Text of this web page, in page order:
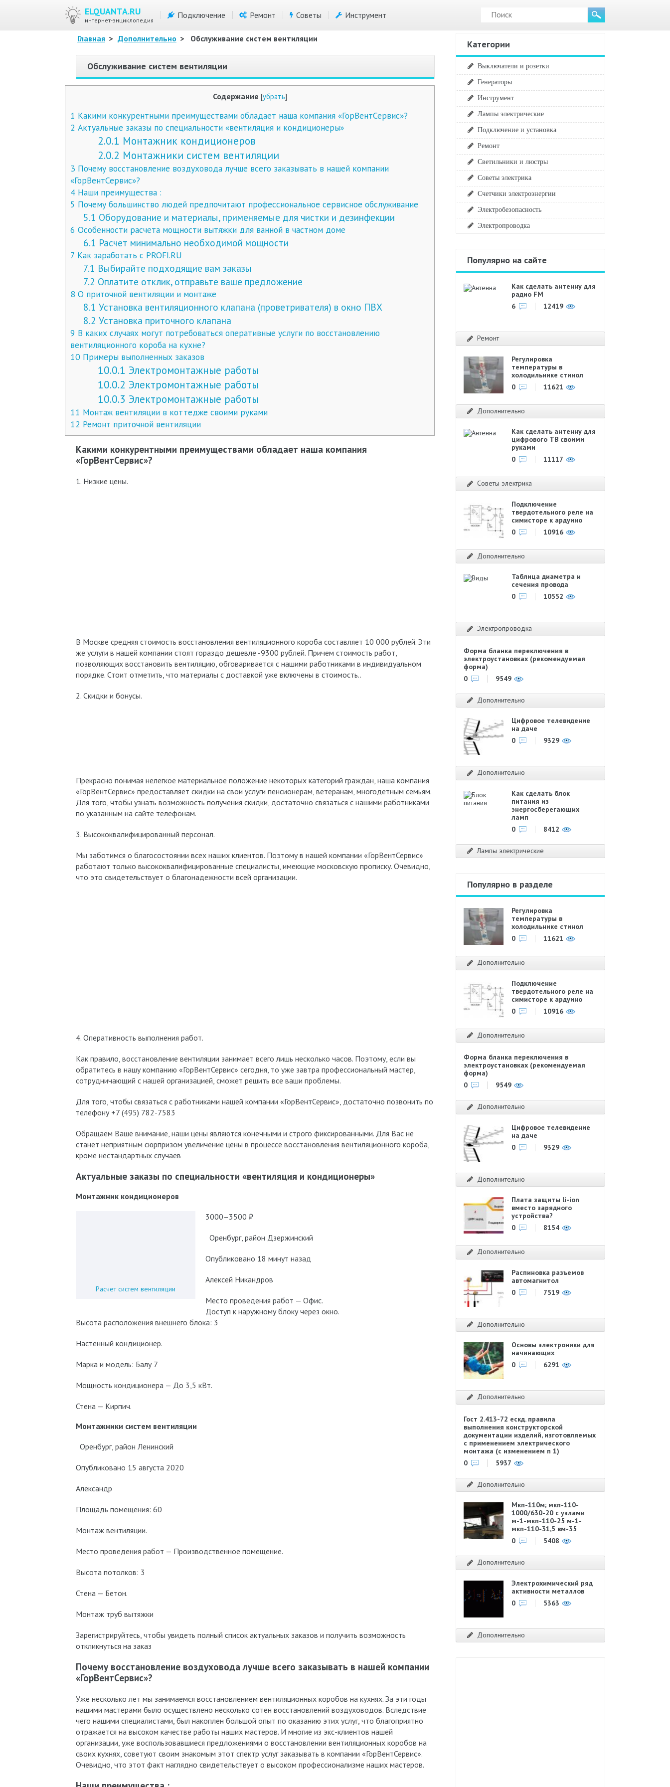
ELQUANTA.RU
интернет-энциклопедия
Подключение Ремонт Советы Инструмент
Главная > Дополнительно > Обслуживание систем вентиляции
Обслуживание систем вентиляции
Содержание [убрать]
1 Какими конкурентными преимуществами обладает наша компания «ГорВентСервис»?
2 Актуальные заказы по специальности «вентиляция и кондиционеры»
2.0.1 Монтажник кондиционеров
2.0.2 Монтажники систем вентиляции
3 Почему восстановление воздуховода лучше всего заказывать в нашей компании
«ГорВентСервис»?
4 Наши преимущества :
5 Почему большинство людей предпочитают профессиональное сервисное обслуживание
5.1 Оборудование и материалы, применяемые для чистки и дезинфекции
6 Особенности расчета мощности вытяжки для ванной в частном доме
6.1 Расчет минимально необходимой мощности
7 Как заработать с PROFI.RU
7.1 Выбирайте подходящие вам заказы
7.2 Оплатите отклик, отправьте ваше предложение
8 О приточной вентиляции и монтаже
8.1 Установка вентиляционного клапана (проветривателя) в окно ПВХ
8.2 Установка приточного клапана
9 В каких случаях могут потребоваться оперативные услуги по восстановлению
вентиляционного короба на кухне?
10 Примеры выполненных заказов
10.0.1 Электромонтажные работы
10.0.2 Электромонтажные работы
10.0.3 Электромонтажные работы
11 Монтаж вентиляции в коттедже своими руками
12 Ремонт приточной вентиляции
Какими конкурентными преимуществами обладает наша компания
«ГорВентСервис»?
1. Низкие цены.
В Москве средняя стоимость восстановления вентиляционного короба составляет 10 000 рублей. Эти
же услуги в нашей компании стоят гораздо дешевле -9300 рублей. Причем стоимость работ,
позволяющих восстановить вентиляцию, обговаривается с нашими работниками в индивидуальном
порядке. Стоит отметить, что материалы с доставкой уже включены в стоимость..
2. Скидки и бонусы.
Прекрасно понимая нелегкое материальное положение некоторых категорий граждан, наша компания
«ГорВентСервис» предоставляет скидки на свои услуги пенсионерам, ветеранам, многодетным семьям.
Для того, чтобы узнать возможность получения скидки, достаточно связаться с нашими работниками
по указанным на сайте телефонам.
3. Высококвалифицированный персонал.
Мы заботимся о благосостоянии всех наших клиентов. Поэтому в нашей компании «ГорВентСервис»
работают только высококвалифицированные специалисты, имеющие московскую прописку. Очевидно,
что это свидетельствует о благонадежности всей организации.
4. Оперативность выполнения работ.
Как правило, восстановление вентиляции занимает всего лишь несколько часов. Поэтому, если вы
обратитесь в нашу компанию «ГорВентСервис» сегодня, то уже завтра профессиональный мастер,
сотрудничающий с нашей организацией, сможет решить все ваши проблемы.
Для того, чтобы связаться с работниками нашей компании «ГорВентСервис», достаточно позвонить по
телефону +7 (495) 782-7583
Обращаем Ваше внимание, наши цены являются конечными и строго фиксированными. Для Вас не
станет неприятным сюрпризом увеличение цены в процессе восстановления вентиляционного короба,
кроме нестандартных случаев
Актуальные заказы по специальности «вентиляция и кондиционеры»
Монтажник кондиционеров
Расчет систем вентиляции
3000–3500 ₽
Оренбург, район Дзержинский
Опубликовано 18 минут назад
Алексей Никандров
Место проведения работ — Офис.
Доступ к наружному блоку через окно.
Высота расположения внешнего блока: 3
Настенный кондиционер.
Марка и модель: Балу 7
Мощность кондиционера — До 3,5 кВт.
Стена — Кирпич.
Монтажники систем вентиляции
Оренбург, район Ленинский
Опубликовано 15 августа 2020
Александр
Площадь помещения: 60
Монтаж вентиляции.
Место проведения работ — Производственное помещение.
Высота потолков: 3
Стена — Бетон.
Монтаж труб вытяжки
Зарегистрируйтесь, чтобы увидеть полный список актуальных заказов и получить возможность
откликнуться на заказ
Почему восстановление воздуховода лучше всего заказывать в нашей компании
«ГорВентСервис»?
Уже несколько лет мы занимаемся восстановлением вентиляционных коробов на кухнях. За эти годы
нашими мастерами было осуществлено несколько сотен восстановлений воздуховодов. Вследствие
чего нашими специалистами, был накоплен большой опыт по оказанию этих услуг, что благоприятно
отражается на высоком качестве работы наших мастеров. И многие из экс-клиентов нашей
организации, уже воспользовавшиеся предложениями о восстановлении вентиляционных коробов на
своих кухнях, советуют своим знакомым этот спектр услуг заказывать в компании «ГорВентСервис».
Очевидно, что этот факт наглядно свидетельствует о высоком профессионализме наших мастеров.
Категории
Выключатели и розетки
Генераторы
Инструмент
Лампы электрические
Подключение и установка
Ремонт
Светильники и люстры
Советы электрика
Счетчики электроэнергии
Электробезопасность
Электропроводка
Популярно на сайте
Как сделать антенну для
радио FM
6
12419
Ремонт
Регулировка
температуры в
холодильнике стинол
0
11621
Дополнительно
Как сделать антенну для
цифрового ТВ своими
руками
0
11117
Советы электрика
Подключение
твердотельного реле на
симисторе к ардуино
0
10916
Дополнительно
Таблица диаметра и
сечения провода
0
10552
Электропроводка
Форма бланка переключения в
электроустановках (рекомендуемая
форма)
0
9549
Дополнительно
Цифровое телевидение
на даче
0
9329
Дополнительно
Как сделать блок
питания из
энергосберегающих
ламп
0
8412
Лампы электрические
Популярно в разделе
Регулировка
температуры в
холодильнике стинол
0
11621
Дополнительно
Подключение
твердотельного реле на
симисторе к ардуино
0
10916
Дополнительно
Форма бланка переключения в
электроустановках (рекомендуемая
форма)
0
9549
Дополнительно
Цифровое телевидение
на даче
0
9329
Дополнительно
Плата защиты li-ion
вместо зарядного
устройства?
0
8154
Дополнительно
Распиновка разъемов
автомагнитол
0
7519
Дополнительно
Основы электроники для
начинающих
0
6291
Дополнительно
Гост 2.413-72 ескд. правила
выполнения конструкторской
документации изделий, изготовляемых
с применением электрического
монтажа (с изменением n 1)
0
5937
Дополнительно
Мкп-110м; мкп-110-
1000/630-20 с узлами
м-1-мкп-110-25 м-1-
мкп-110-31,5 вм-35
0
5408
Дополнительно
Электрохимический ряд
активности металлов
0
5363
Дополнительно